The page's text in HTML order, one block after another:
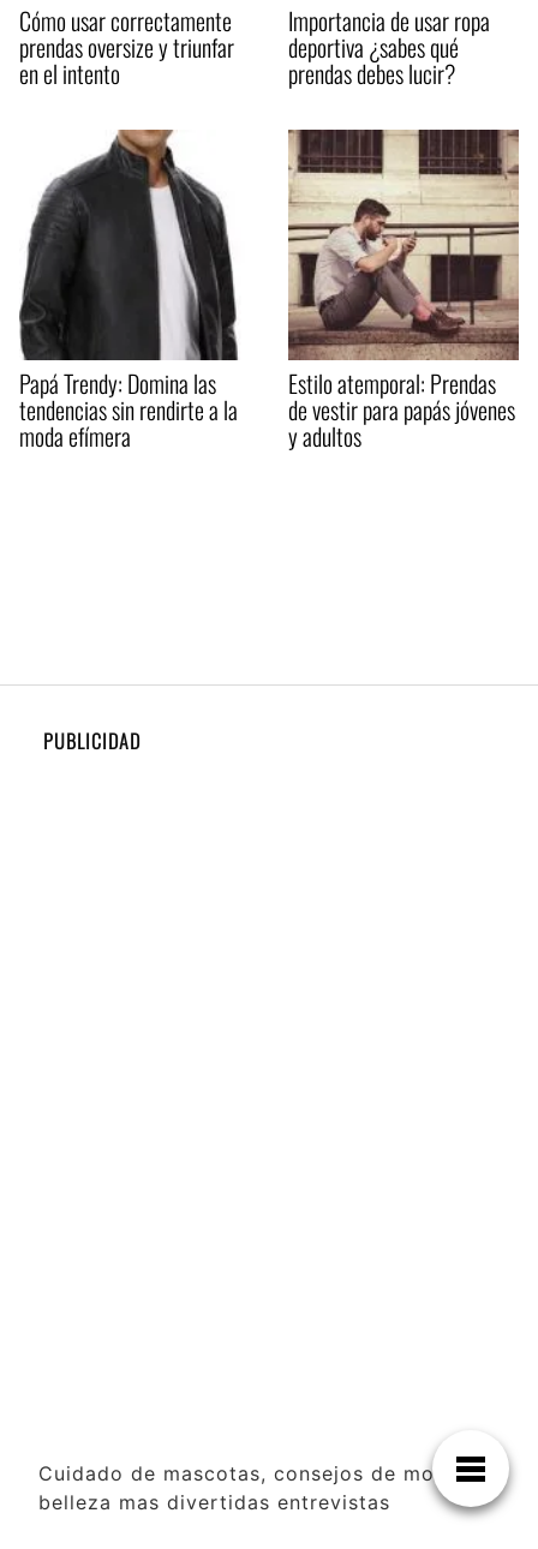
Cómo usar correctamente
prendas oversize y triunfar
en el intento
Importancia de usar ropa
deportiva ¿sabes qué
prendas debes lucir?
Papá Trendy: Domina las
tendencias sin rendirte a la
moda efímera
Estilo atemporal: Prendas
de vestir para papás jóvenes
y adultos
PUBLICIDAD
Cuidado de mascotas, consejos de moda y
belleza mas divertidas entrevistas